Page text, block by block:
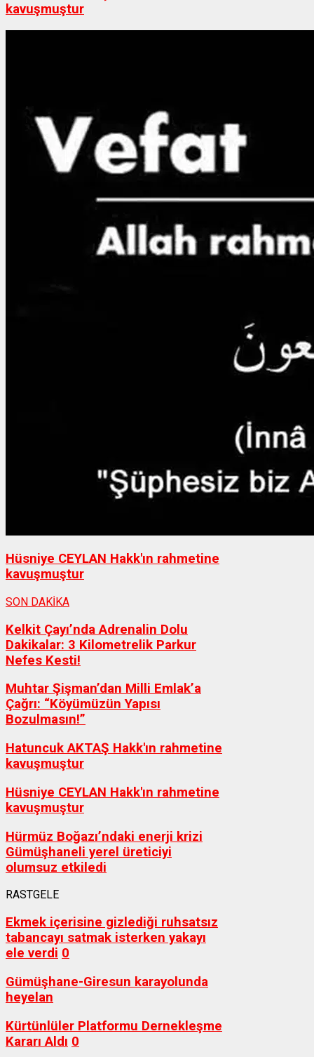
kavuşmuştur
Hüsniye CEYLAN Hakk'ın rahmetine
kavuşmuştur
SON DAKİKA
Kelkit Çayı’nda Adrenalin Dolu
Dakikalar: 3 Kilometrelik Parkur
Nefes Kesti!
Muhtar Şişman’dan Milli Emlak’a
Çağrı: “Köyümüzün Yapısı
Bozulmasın!”
Hatuncuk AKTAŞ Hakk'ın rahmetine
kavuşmuştur
Hüsniye CEYLAN Hakk'ın rahmetine
kavuşmuştur
Hürmüz Boğazı’ndaki enerji krizi
Gümüşhaneli yerel üreticiyi
olumsuz etkiledi
RASTGELE
Ekmek içerisine gizlediği ruhsatsız
tabancayı satmak isterken yakayı
ele verdi 0
Gümüşhane-Giresun karayolunda
heyelan
Kürtünlüler Platformu Dernekleşme
Kararı Aldı 0